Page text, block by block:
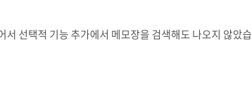
선택적 기능 추가에서 메모장을 검색해도 나오지 않았습